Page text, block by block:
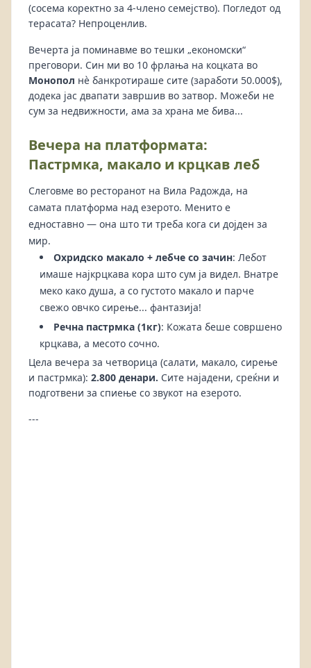
(сосема коректно за 4-члено семејство). Погледот од
терасата? Непроценлив.
Вечерта ја поминавме во тешки „економски“
преговори. Син ми во 10 фрлања на коцката во
Монопол нè банкротираше сите (заработи 50.000$),
додека јас двапати завршив во затвор. Можеби не
сум за недвижности, ама за храна ме бива...
Вечера на платформата:
Пастрмка, макало и крцкав леб
Слеговме во ресторанот на Вила Радожда, на
самата платформа над езерото. Менито е
едноставно — она што ти треба кога си дојден за
мир.
Охридско макало + лебче со зачин: Лебот
имаше најкрцкава кора што сум ја видел. Внатре
меко како душа, а со густото макало и парче
свежо овчко сирење... фантазија!
Речна пастрмка (1кг): Кожата беше совршено
крцкава, а месото сочно.
Цела вечера за четворица (салати, макало, сирење
и пастрмка): 2.800 денари. Сите најадени, среќни и
подготвени за спиење со звукот на езерото.
---